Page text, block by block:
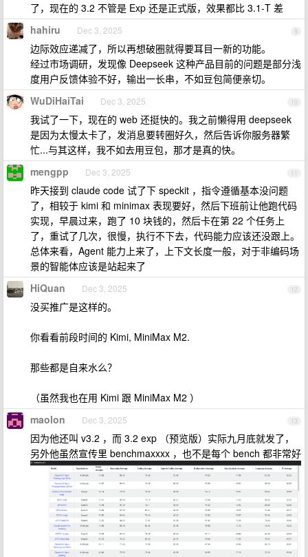
了，现在的 3.2 不管是 Exp 还是正式版，效果都比 3.1-T 差
9
hahiru Dec 3, 2025
边际效应递减了，所以再想破圈就得要耳目一新的功能。
经过市场调研，发现像 Deepseek 这种产品目前的问题是部分浅
度用户反馈体验不好，输出一长串，不如豆包简便亲切。
10
WuDiHaiTai Dec 3, 2025
我试了一下，现在的 web 还挺快的。我之前懒得用 deepseek
是因为太慢太卡了，发消息要转圈好久，然后告诉你服务器繁
忙...与其这样，我不如去用豆包，那才是真的快。
11
mengpp Dec 3, 2025
昨天接到 claude code 试了下 speckit ，指令遵循基本没问题
了，相较于 kimi 和 minimax 表现要好，然后下班前让他跑代码
实现，早晨过来，跑了 10 块钱的，然后卡在第 22 个任务上
了，重试了几次，很慢，执行不下去，代码能力应该还没跟上。
总体来看，Agent 能力上来了，上下文长度一般，对于非编码场
景的智能体应该是站起来了
12
HiQuan Dec 3, 2025
没买推广是这样的。
你看看前段时间的 Kimi, MiniMax M2.
那些都是自来水么？
（虽然我也在用 Kimi 跟 MiniMax M2 ）
13
maolon Dec 3, 2025
因为他还叫 v3.2 ，而 3.2 exp （预览版）实际九月底就发了，
另外他虽然宣传里 benchmaxxxx ，也不是每个 bench 都非常好